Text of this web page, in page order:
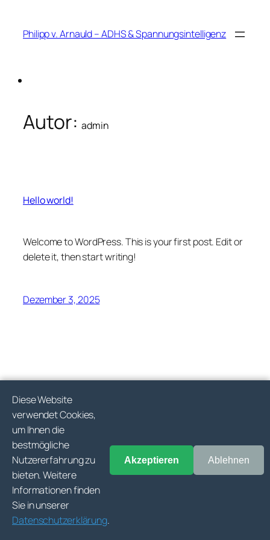
springen
Philipp v. Arnauld – ADHS & Spannungsintelligenz
Autor:admin
Hello world!
Welcome to WordPress. This is your first post. Edit or
delete it, then start writing!
Dezember 3, 2025
Diese Website
verwendet Cookies,
um Ihnen die
bestmögliche
Nutzererfahrung zu
bieten. Weitere
Informationen finden
Sie in unserer
Datenschutzerklärung.
Akzeptieren Ablehnen